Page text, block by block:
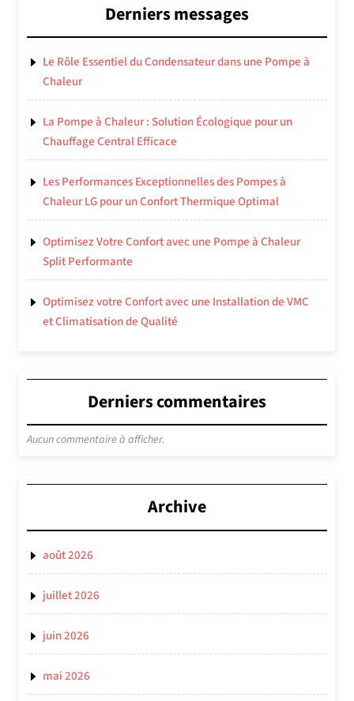
Derniers messages
Le Rôle Essentiel du Condensateur dans une Pompe à
Chaleur
La Pompe à Chaleur : Solution Écologique pour un
Chauffage Central Efficace
Les Performances Exceptionnelles des Pompes à
Chaleur LG pour un Confort Thermique Optimal
Optimisez Votre Confort avec une Pompe à Chaleur
Split Performante
Optimisez votre Confort avec une Installation de VMC
et Climatisation de Qualité
Derniers commentaires
Aucun commentaire à afficher.
Archive
août 2026
juillet 2026
juin 2026
mai 2026